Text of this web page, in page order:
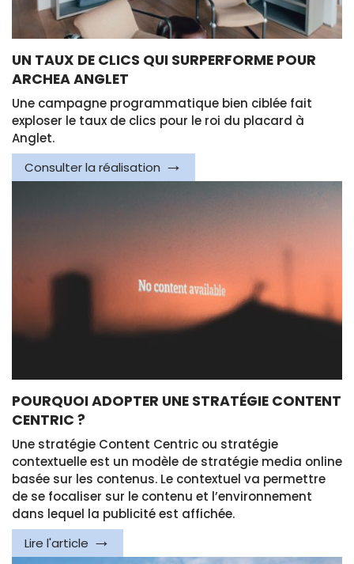
UN TAUX DE CLICS QUI SURPERFORME POUR
ARCHEA ANGLET
Une campagne programmatique bien ciblée fait
exploser le taux de clics pour le roi du placard à
Anglet.
Consulter la réalisation
POURQUOI ADOPTER UNE STRATÉGIE CONTENT
CENTRIC ?
Une stratégie Content Centric ou stratégie
contextuelle est un modèle de stratégie media online
basée sur les contenus. Le contextuel va permettre
de se focaliser sur le contenu et l’environnement
dans lequel la publicité est affichée.
Lire l'article